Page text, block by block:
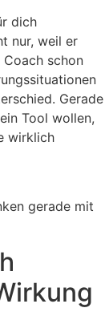
dich
nur, weil er
schon
Gerade
Tool wollen,
wirklich
gerade mit